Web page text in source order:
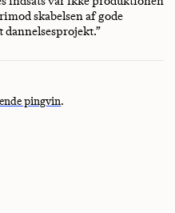
skabelsen af gode
pingvin.